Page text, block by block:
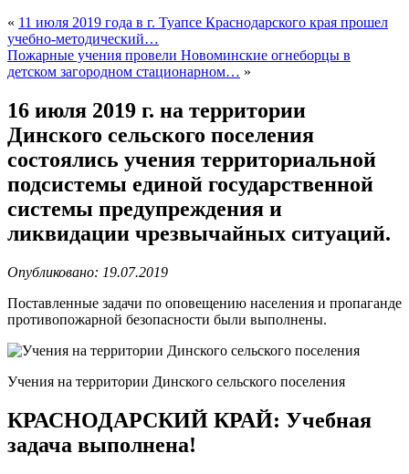
« 11 июля 2019 года в г. Туапсе Краснодарского края прошел
учебно-методический…
Пожарные учения провели Новоминские огнеборцы в
детском загородном стационарном… »
16 июля 2019 г. на территории
Динского сельского поселения
состоялись учения территориальной
подсистемы единой государственной
системы предупреждения и
ликвидации чрезвычайных ситуаций.
Опубликовано: 19.07.2019
Поставленные задачи по оповещению населения и пропаганде
противопожарной безопасности были выполнены.
Учения на территории Динского сельского поселения
КРАСНОДАРСКИЙ КРАЙ: Учебная
задача выполнена!